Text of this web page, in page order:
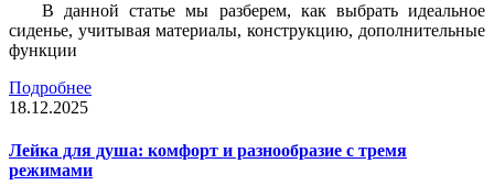
В данной статье мы разберем, как выбрать идеальное
сиденье, учитывая материалы, конструкцию, дополнительные
функции
Подробнее
18.12.2025
Лейка для душа: комфорт и разнообразие с тремя
режимами